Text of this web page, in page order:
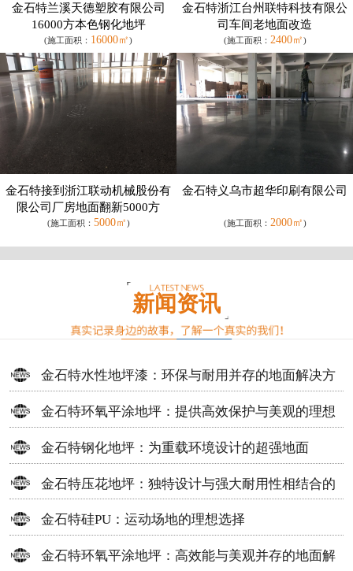
金石特兰溪天德塑胶有限公司
16000方本色钢化地坪
(施工面积： 16000㎡)
金石特浙江台州联特科技有限公
司车间老地面改造
(施工面积： 2400㎡)
金石特接到浙江联动机械股份有
限公司厂房地面翻新5000方
(施工面积： 5000㎡)
金石特义乌市超华印刷有限公司
(施工面积： 2000㎡)
新闻资讯
金石特水性地坪漆：环保与耐用并存的地面解决方
案
金石特环氧平涂地坪：提供高效保护与美观的理想
选择
金石特钢化地坪：为重载环境设计的超强地面
金石特压花地坪：独特设计与强大耐用性相结合的
地面材料
金石特硅PU：运动场地的理想选择
金石特环氧平涂地坪：高效能与美观并存的地面解